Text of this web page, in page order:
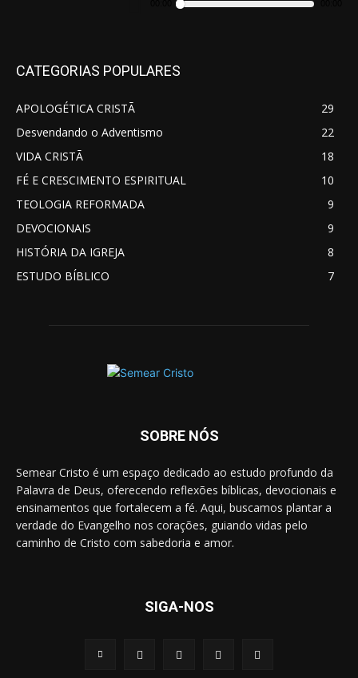
CATEGORIAS POPULARES
APOLOGÉTICA CRISTÃ
29
Desvendando o Adventismo
22
VIDA CRISTÃ
18
FÉ E CRESCIMENTO ESPIRITUAL
10
TEOLOGIA REFORMADA
9
DEVOCIONAIS
9
HISTÓRIA DA IGREJA
8
ESTUDO BÍBLICO
7
SOBRE NÓS
Semear Cristo é um espaço dedicado ao estudo profundo da
Palavra de Deus, oferecendo reflexões bíblicas, devocionais e
ensinamentos que fortalecem a fé. Aqui, buscamos plantar a
verdade do Evangelho nos corações, guiando vidas pelo
caminho de Cristo com sabedoria e amor.
SIGA-NOS